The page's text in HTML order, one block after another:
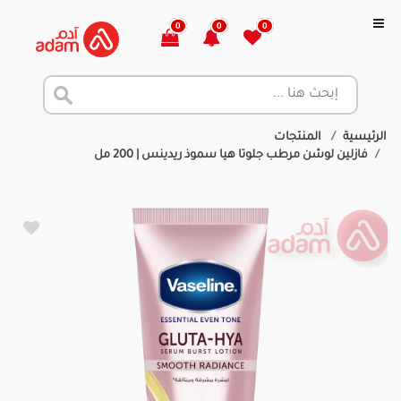
0
0
0
الرئيسية
المنتجات
فازلين لوشن مرطب جلوتا هيا سموذ ريدينس | 200 مل